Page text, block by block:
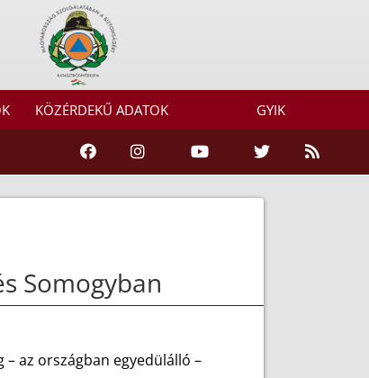
KÖZÉRDEKŰ ADATOK GYIK
Somogyban
az országban egyedülálló –